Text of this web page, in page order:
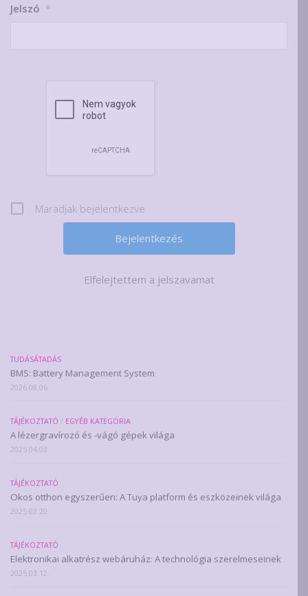
Jelszó *
Maradjak bejelentkezve
Elfelejtettem a jelszavamat
TUDÁSÁTADÁS
BMS: Battery Management System
2026.08.06.
TÁJÉKOZTATÓ / EGYÉB KATEGÓRIA
A lézergravírozó és -vágó gépek világa
2025.04.03.
TÁJÉKOZTATÓ
Okos otthon egyszerűen: A Tuya platform és eszközeinek világa
2025.03.20.
TÁJÉKOZTATÓ
Elektronikai alkatrész webáruház: A technológia szerelmeseinek
2025.03.12.